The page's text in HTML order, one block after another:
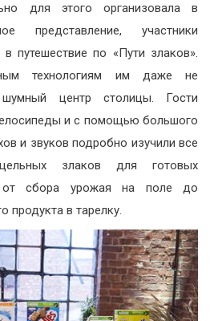
для этого организовала в
представление, участники
в путешествие по «Пути злаков».
технологиям им даже не
центр столицы. Гости
и с помощью большого
и звуков подробно изучили все
злаков для готовых
от сбора урожая на поле до
продукта в тарелку.